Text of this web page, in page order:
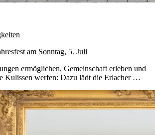
am Sonntag, 5. Juli
ermöglichen, Gemeinschaft erleben und
Kulissen werfen: Dazu lädt die Erlacher …